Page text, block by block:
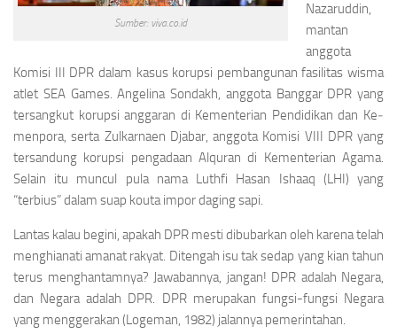
Sumber: viva.co.id
Nazaruddin,
mantan
anggota
Komisi III DPR dalam kasus korupsi pembangunan fasilitas wisma
atlet SEA Games. Angelina Sondakh, anggota Banggar DPR yang
tersangkut korupsi anggaran di Kementerian Pendidikan dan Ke­
menpora, serta Zulkarnaen Djabar, anggota Komisi VIII DPR yang
tersandung korupsi pengadaan Alquran di Kementerian Agama.
Selain itu muncul pula nama Luthfi Hasan Ishaaq (LHI) yang
“terbius” dalam suap kouta impor daging sapi.
Lantas kalau begini, apakah DPR mesti dibubarkan oleh karena telah
menghianati amanat rakyat. Ditengah isu tak sedap yang kian tahun
terus menghantamnya? Jawabannya, jangan! DPR adalah Negara,
dan Negara adalah DPR. DPR merupakan fungsi-fungsi Negara
yang menggerakan (Logeman, 1982) jalannya pemerintahan.